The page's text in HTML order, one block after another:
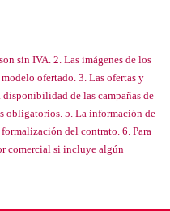
sin IVA. 2. Las imágenes de los
ofertado. 3. Las ofertas y
disponibilidad de las campañas de
obligatorios. 5. La información de
del contrato. 6. Para
comercial si incluye algún